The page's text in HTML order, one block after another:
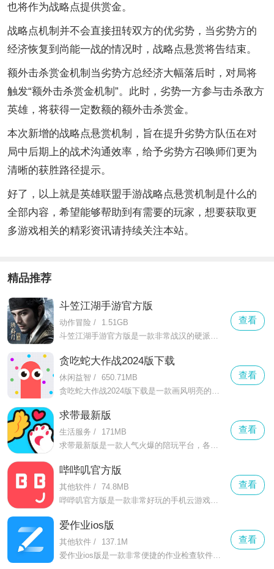
也将作为战略点提供赏金。
战略点机制并不会直接扭转双方的优劣势，当劣势方的
经济恢复到尚能一战的情况时，战略点悬赏将告结束。
额外击杀赏金机制当劣势方总经济大幅落后时，对局将
触发“额外击杀赏金机制”。此时，劣势一方参与击杀敌方
英雄，将获得一定数额的额外击杀赏金。
本次新增的战略点悬赏机制，旨在提升劣势方队伍在对
局中后期上的战术沟通效率，给予劣势方召唤师们更为
清晰的获胜路径提示。
好了，以上就是英雄联盟手游战略点悬赏机制是什么的
全部内容，希望能够帮助到有需要的玩家，想要获取更
多游戏相关的精彩资讯请持续关注本站。
精品推荐
斗笠江湖手游官方版
动作冒险 /
1.51GB
斗笠江湖手游官方版是一款非常战汉的硬派武侠游戏。斗笠江湖手游官方版将带领诸位玩家重回大明王朝开始自己的江湖冒险!当然，此次绣春刀联动也给大家带来不少的精彩，尤其是加钱哥的剧情，真的是看一次笑一次!
查看
贪吃蛇大作战2024版下载
休闲益智 / 650.71MB
查看
求带最新版
生活服务 /
171MB
求带最新版是一款人气火爆的陪玩平台，各种高颜值的游戏高手主播入驻平台，用户能够根据自己的需求自由的进行选择，所有的陪玩人员都是经过层层审核的，描述信息基本符合事实，不会存在任何欺骗行为，双方的权益都能
查看
哔哔叽官方版
其他软件 / 74.8MB
哔哔叽官方版是一款非常好玩的手机云游戏软件，这款软件可以让玩家与自己的好友们一同打造一个最棒的派对游戏体验，无论何时何地，在这里都能创建自己的房间，与朋友们欢聚一堂共同玩耍。
查看
爱作业ios版
其他软件 /
137.1M
爱作业ios版是一款非常便捷的作业检查软件，这款软件提供了非常便捷的搜题功能，用户在遇到不会的题目时可以用软件来进行拍照搜题，快速获取答案解析，更有名师视频讲解等你来体验，支持多种题型
查看